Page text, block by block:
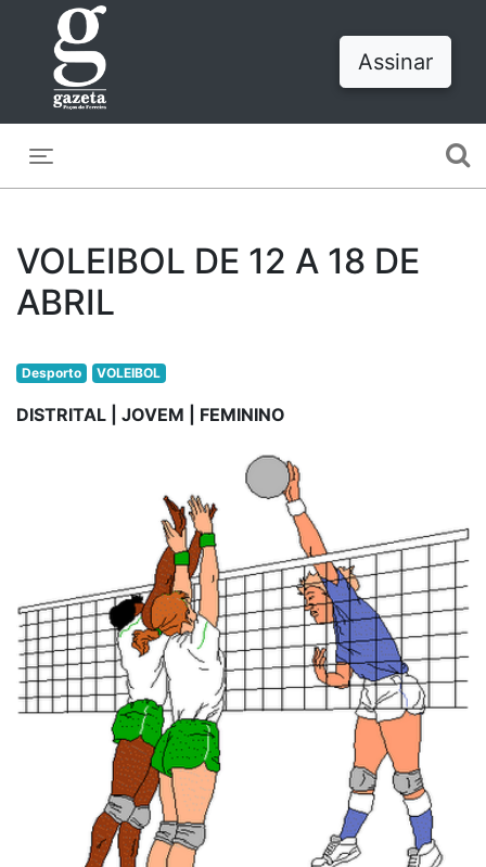
Assinar
VOLEIBOL DE 12 A 18 DE
ABRIL
Desporto VOLEIBOL
DISTRITAL | JOVEM | FEMININO